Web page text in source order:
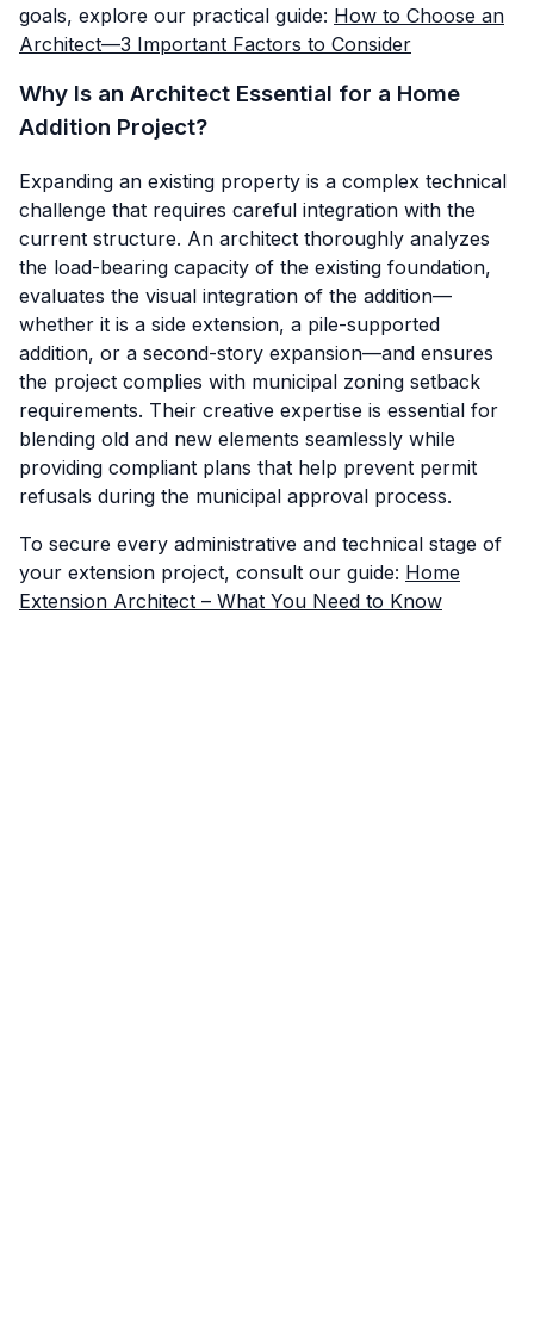
goals, explore our practical guide: How to Choose an
Architect—3 Important Factors to Consider
Why Is an Architect Essential for a Home
Addition Project?
Expanding an existing property is a complex technical
challenge that requires careful integration with the
current structure. An architect thoroughly analyzes
the load-bearing capacity of the existing foundation,
evaluates the visual integration of the addition—
whether it is a side extension, a pile-supported
addition, or a second-story expansion—and ensures
the project complies with municipal zoning setback
requirements. Their creative expertise is essential for
blending old and new elements seamlessly while
providing compliant plans that help prevent permit
refusals during the municipal approval process.
To secure every administrative and technical stage of
your extension project, consult our guide: Home
Extension Architect – What You Need to Know